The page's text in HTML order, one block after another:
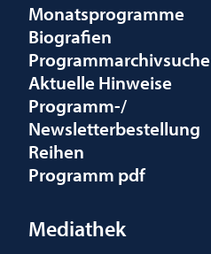
Monatsprogramme
Biografien
Programmarchivsuche
Aktuelle Hinweise
Programm-/
Newsletterbestellung
Reihen
Programm pdf
Mediathek